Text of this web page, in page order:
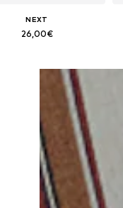
NEXT
26,00€
Añadir a la cesta